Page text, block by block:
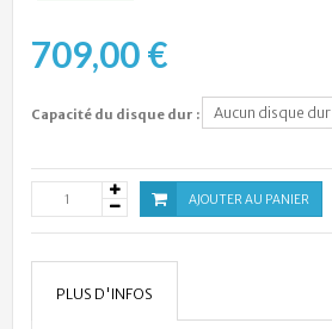
709,00 €
Capacité du disque dur : Aucun disque dur
AJOUTER AU PANIER
PLUS D'INFOS